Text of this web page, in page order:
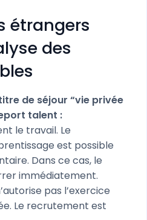
étrangers
des
de séjour “vie privée
talent :
le travail. Le
est possible
Dans ce cas, le
immédiatement.
pas l’exercice
Le recrutement est